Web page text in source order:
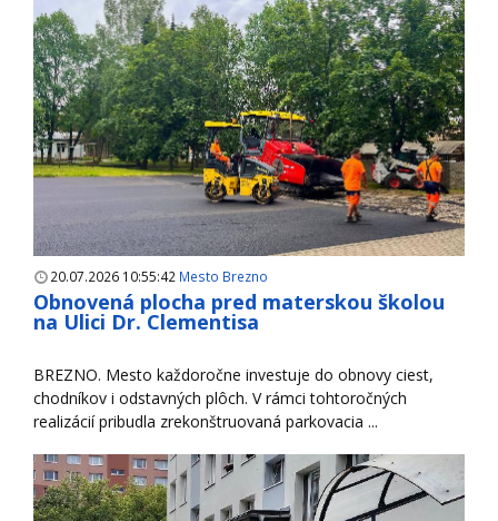
20.07.2026 10:55:42 Mesto Brezno
Obnovená plocha pred materskou školou
na Ulici Dr. Clementisa
BREZNO. Mesto každoročne investuje do obnovy ciest,
chodníkov i odstavných plôch. V rámci tohtoročných
realizácií pribudla zrekonštruovaná parkovacia ...